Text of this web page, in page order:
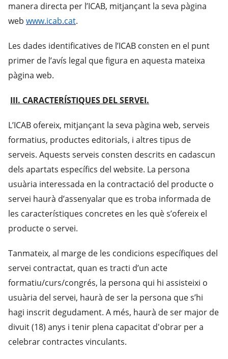
manera directa per l’ICAB, mitjançant la seva pàgina
web www.icab.cat.
Les dades identificatives de l’ICAB consten en el punt
primer de l’avís legal que figura en aquesta mateixa
pàgina web.
III. CARACTERÍSTIQUES DEL SERVEI.
L’ICAB ofereix, mitjançant la seva pàgina web, serveis
formatius, productes editorials, i altres tipus de
serveis. Aquests serveis consten descrits en cadascun
dels apartats específics del website. La persona
usuària interessada en la contractació del producte o
servei haurà d’assenyalar que es troba informada de
les característiques concretes en les què s’ofereix el
producte o servei.
Tanmateix, al marge de les condicions específiques del
servei contractat, quan es tracti d’un acte
formatiu/curs/congrés, la persona qui hi assisteixi o
usuària del servei, haurà de ser la persona que s’hi
hagi inscrit degudament. A més, haurà de ser major de
divuit (18) anys i tenir plena capacitat d'obrar per a
celebrar contractes vinculants.